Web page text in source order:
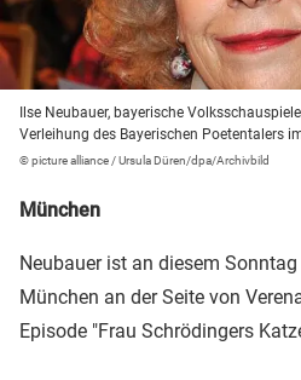
Ilse Neubauer, bayerische
Verleihung des Bayerischen Poetentalers
© picture alliance / Ursula Düren/dpa/Archivbild
München
Neubauer ist an diesem
München an der Seite von
Episode "Frau Schrödingers